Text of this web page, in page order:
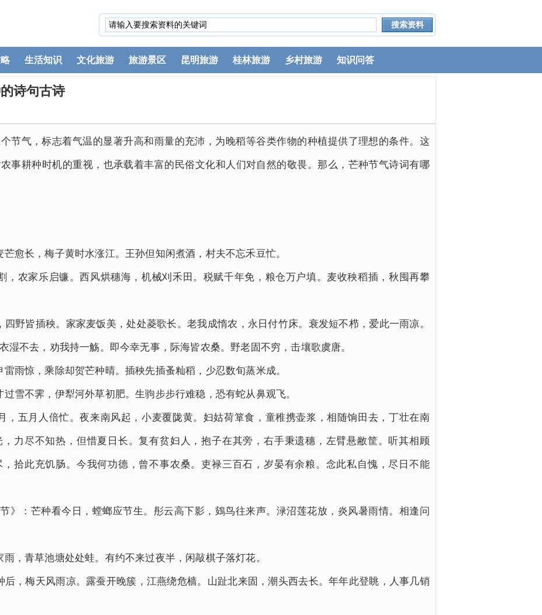
生活知识 文化旅游 旅游景区 昆明旅游 桂林旅游 乡村旅游 知识问答
诗句古诗
节气，标志着气温的显著升高和雨量的充沛，为晚稻等谷类作物的种植提供了理想的条件。这
事耕种时机的重视，也承载着丰富的民俗文化和人们对自然的敬畏。那么，芒种节气诗词有哪
愈长，梅子黄时水涨江。王孙但知闲煮酒，村夫不忘禾豆忙。
，农家乐启镰。西风烘穗海，机械刈禾田。税赋千年免，粮仓万户填。麦收秧稻插，秋囤再攀
野皆插秧。家家麦饭美，处处菱歌长。老我成惰农，永日付竹床。衰发短不栉，爱此一雨凉。
湿不去，劝我持一觞。即今幸无事，际海皆农桑。野老固不穷，击壤歌虞唐。
雨惊，乘除却贺芒种晴。插秧先插蚤籼稻，少忍数旬蒸米成。
雪不霁，伊犁河外草初肥。生驹步步行难稳，恐有蛇从鼻观飞。
，五月人倍忙。夜来南风起，小麦覆陇黄。妇姑荷箪食，童稚携壶浆，相随饷田去，丁壮在南
力尽不知热，但惜夏日长。复有贫妇人，抱子在其旁，右手秉遗穗，左臂悬敝筐。听其相顾
拾此充饥肠。今我何功德，曾不事农桑。吏禄三百石，岁晏有余粮。念此私自愧，尽日不能
》：芒种看今日，螳螂应节生。彤云高下影，鴳鸟往来声。渌沼莲花放，炎风暑雨情。相逢问
，青草池塘处处蛙。有约不来过夜半，闲敲棋子落灯花。
后，梅天风雨凉。露蚕开晚簇，江燕绕危樯。山趾北来固，潮头西去长。年年此登眺，人事几销